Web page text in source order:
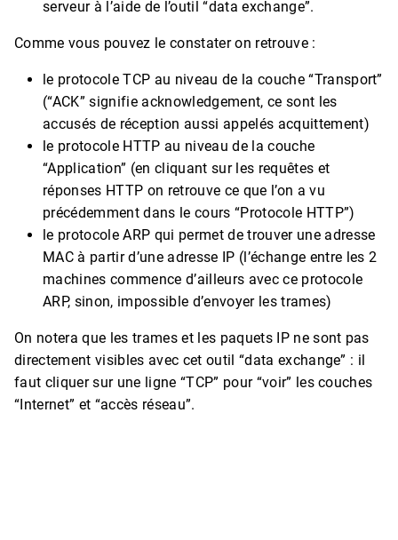
serveur à l’aide de l’outil “data exchange”.
Comme vous pouvez le constater on retrouve :
le protocole TCP au niveau de la couche “Transport”
(“ACK” signifie acknowledgement, ce sont les
accusés de réception aussi appelés acquittement)
le protocole HTTP au niveau de la couche
“Application” (en cliquant sur les requêtes et
réponses HTTP on retrouve ce que l’on a vu
précédemment dans le cours “Protocole HTTP”)
le protocole ARP qui permet de trouver une adresse
MAC à partir d’une adresse IP (l’échange entre les 2
machines commence d’ailleurs avec ce protocole
ARP, sinon, impossible d’envoyer les trames)
On notera que les trames et les paquets IP ne sont pas
directement visibles avec cet outil “data exchange” : il
faut cliquer sur une ligne “TCP” pour “voir” les couches
“Internet” et “accès réseau”.